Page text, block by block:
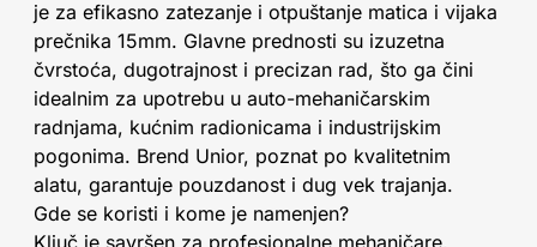
je za efikasno zatezanje i otpuštanje matica i vijaka
prečnika 15mm. Glavne prednosti su izuzetna
čvrstoća, dugotrajnost i precizan rad, što ga čini
idealnim za upotrebu u auto-mehaničarskim
radnjama, kućnim radionicama i industrijskim
pogonima. Brend Unior, poznat po kvalitetnim
alatu, garantuje pouzdanost i dug vek trajanja.
Gde se koristi i kome je namenjen?